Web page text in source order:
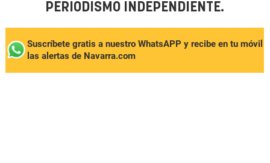
PERIODISMO INDEPENDIENTE.
Suscríbete gratis a nuestro WhatsAPP y recibe en tu móvil
las alertas de Navarra.com